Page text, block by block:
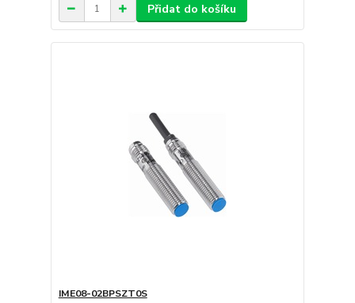
Přidat do košíku
IME08-02BPSZT0S